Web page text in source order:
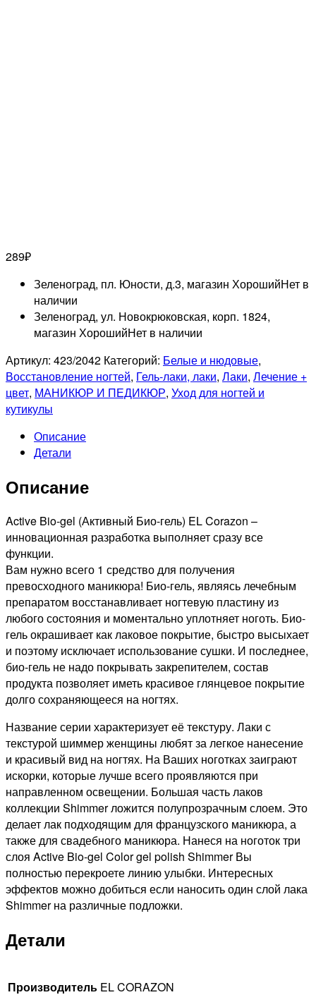
289₽
Зеленоград, пл. Юности, д.3, магазин ХорошийНет в
наличии
Зеленоград, ул. Новокрюковская, корп. 1824,
магазин ХорошийНет в наличии
Артикул: 423/2042 Категорий: Белые и нюдовые,
Восстановление ногтей, Гель-лаки, лаки, Лаки, Лечение +
цвет, МАНИКЮР И ПЕДИКЮР, Уход для ногтей и
кутикулы
Описание
Детали
Описание
Active Bio-gel (Активный Био-гель) EL Corazon –
инновационная разработка выполняет сразу все
функции.
Вам нужно всего 1 средство для получения
превосходного маникюра! Био-гель, являясь лечебным
препаратом восстанавливает ногтевую пластину из
любого состояния и моментально уплотняет ноготь. Био-
гель окрашивает как лаковое покрытие, быстро высыхает
и поэтому исключает использование сушки. И последнее,
био-гель не надо покрывать закрепителем, состав
продукта позволяет иметь красивое глянцевое покрытие
долго сохраняющееся на ногтях.
Название серии характеризует её текстуру. Лаки с
текстурой шиммер женщины любят за легкое нанесение
и красивый вид на ногтях. На Ваших ноготках заиграют
искорки, которые лучше всего проявляются при
направленном освещении. Большая часть лаков
коллекции Shimmer ложится полупрозрачным слоем. Это
делает лак подходящим для французского маникюра, а
также для свадебного маникюра. Нанеся на ноготок три
слоя Active Bio-gel Color gel polish Shimmer Вы
полностью перекроете линию улыбки. Интересных
эффектов можно добиться если наносить один слой лака
Shimmer на различные подложки.
Детали
Производитель EL CORAZON